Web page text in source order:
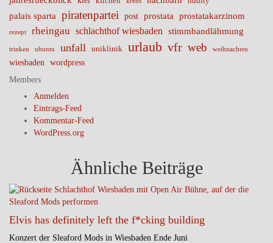
palais sparta piratenpartei post prostata prostatakarzinom
rezept rheingau schlachthof wiesbaden stimmbandlähmung
trinken ubuntu unfall uniklinik urlaub vfr web weihnachten
wiesbaden
wordpress
Members
Anmelden
Eintrags-Feed
Kommentar-Feed
WordPress.org
Ähnliche Beiträge
Elvis has definitely left the f*cking building
Konzert der Sleaford Mods in Wiesbaden Ende Juni